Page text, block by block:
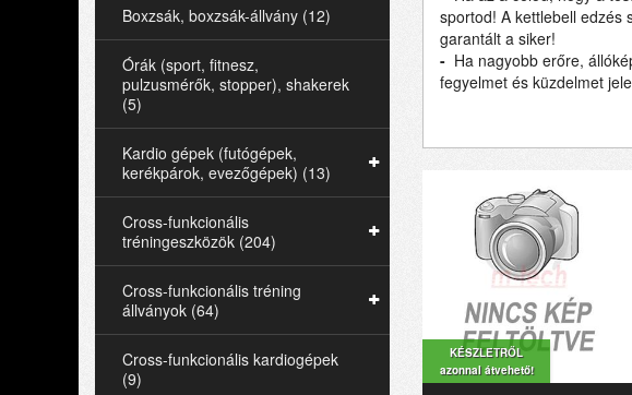
Boxzsák, boxzsák-állvány (12)
Órák (sport, fitnesz,
pulzusmérők, stopper), shakerek
(5)
Kardio gépek (futógépek,
kerékpárok, evezőgépek) (13)
Cross-funkcionális
tréningeszközök (204)
Cross-funkcionális tréning
állványok (64)
Cross-funkcionális kardiogépek
(9)
sportod! A kettlebell edzés
garantált a siker!
- Ha nagyobb erőre,
fegyelmet és küzdelmet
KÉSZLETRŐL
azonnal átvehető!